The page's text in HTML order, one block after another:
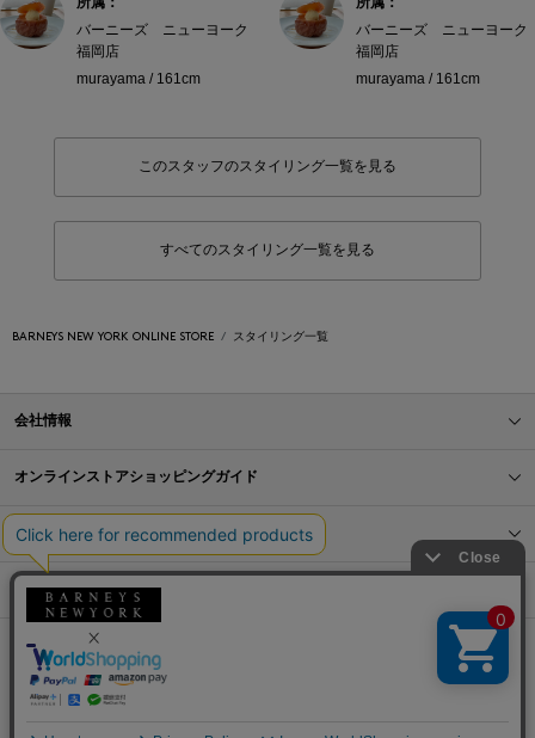
バーニーズ ニューヨーク
福岡店
murayama / 161cm
バーニーズ ニューヨーク
福岡店
murayama / 161cm
このスタッフのスタイリング一覧を見る
すべてのスタイリング一覧を見る
BARNEYS NEW YORK ONLINE STORE スタイリング一覧
会社情報
オンラインストアショッピングガイド
店舗情報
サービス